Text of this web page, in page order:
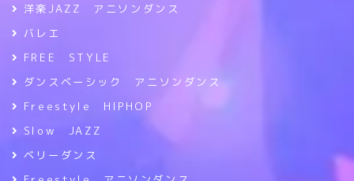
洋楽JAZZ アニソンダンス
バレエ
FREE STYLE
ダンスベーシック アニソンダンス
Freestyle HIPHOP
Slow JAZZ
ベリーダンス